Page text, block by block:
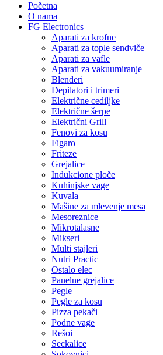
Početna
O nama
FG Electronics
Aparati za krofne
Aparati za tople sendviče
Aparati za vafle
Aparati za vakuumiranje
Blenderi
Depilatori i trimeri
Električne cediljke
Električne šerpe
Električni Grill
Fenovi za kosu
Figaro
Friteze
Grejalice
Indukcione ploče
Kuhinjske vage
Kuvala
Mašine za mlevenje mesa
Mesoreznice
Mikrotalasne
Mikseri
Multi stajleri
Nutri Practic
Ostalo elec
Panelne grejalice
Pegle
Pegle za kosu
Pizza pekači
Podne vage
Rešoi
Seckalice